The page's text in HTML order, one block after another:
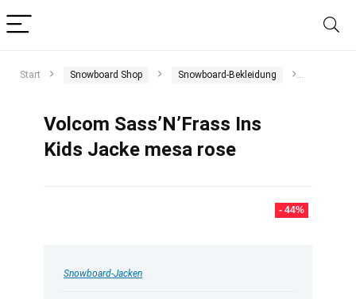
Start Snowboard Shop Snowboard-Bekleidung
Volcom Sass’N’Frass Ins
Kids Jacke mesa rose
- 44%
Snowboard-Jacken